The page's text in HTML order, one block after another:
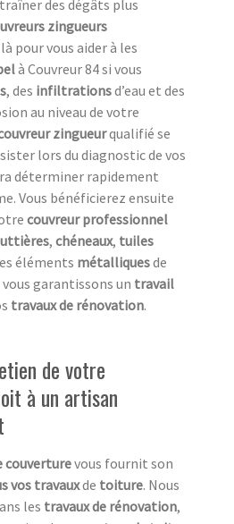
des dégâts plus
zingueurs
pour vous aider à les
à Couvreur 84 si vous
, des infiltrationsd’eau et des
au niveau de votre
zingueurqualifié se
lors du diagnostic de vos
déterminer rapidement
Vous bénéficierez ensuite
couvreur professionnel
, chéneaux, tuiles
éléments métalliquesde
garantissons un travail
travaux de rénovation.
de votre
à un artisan
couverturevous fournit son
vos travauxde toiture. Nous
les travaux de rénovation,